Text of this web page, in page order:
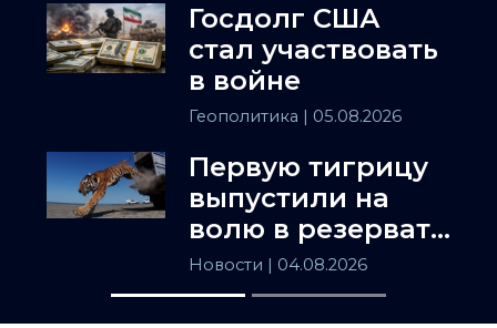
Госдолг США
стал участвовать
в войне
Геополитика | 05.08.2026
Первую тигрицу
выпустили на
волю в резервате
«Или-Балхаш»
Новости | 04.08.2026